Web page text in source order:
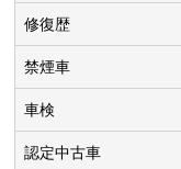
修復歴
禁煙車
車検
認定中古車